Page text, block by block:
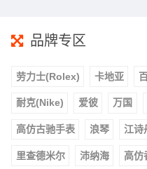
品牌专区
劳力士(Rolex) 卡地亚
耐克(Nike) 爱彼 万国
高仿古驰手表 浪琴 江诗
里查德米尔 沛纳海 高仿